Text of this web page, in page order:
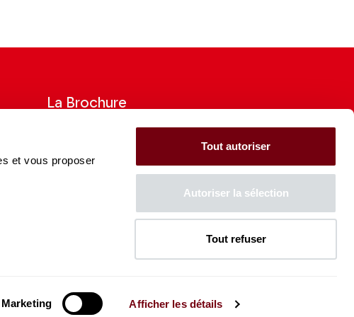
et vous proposer
Marketing Afficher les détails
Tout autoriser
Autoriser la sélection
Tout refuser
La Brochure
Consultez la Brochure 2026-27
La Caisse des Dépôts soutient